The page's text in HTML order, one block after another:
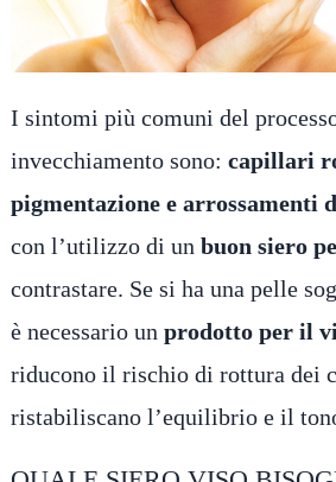
I sintomi più comuni del
invecchiamento sono: capillari
pigmentazione e arrossamenti
con l’utilizzo di un buon siero
contrastare. Se si ha una pelle
è necessario un prodotto per il
riducono il rischio di rottura dei
ristabiliscano l’equilibrio e il